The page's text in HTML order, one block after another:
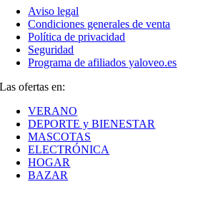
Aviso legal
Condiciones generales de venta
Política de privacidad
Seguridad
Programa de afiliados yaloveo.es
Las ofertas en:
VERANO
DEPORTE y BIENESTAR
MASCOTAS
ELECTRÓNICA
HOGAR
BAZAR